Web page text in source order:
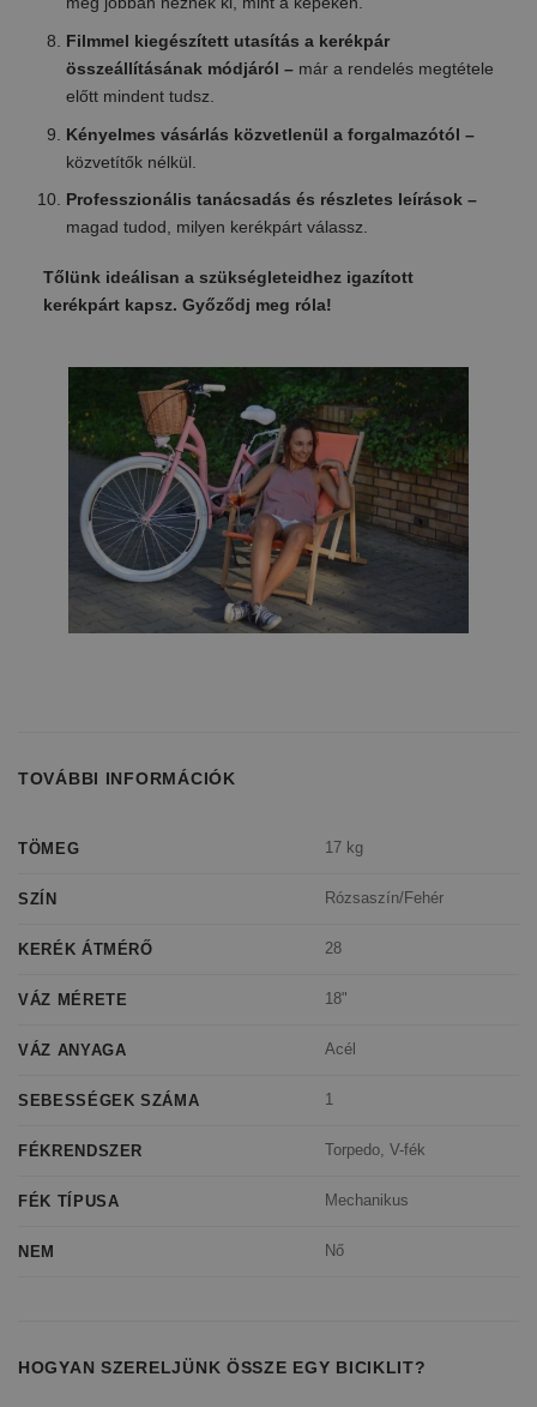
Filmmel kiegészített utasítás a kerékpár
összeállításának módjáról – már a rendelés megtétele
előtt mindent tudsz.
Kényelmes vásárlás közvetlenül a forgalmazótól –
közvetítők nélkül.
Professzionális tanácsadás és részletes leírások –
magad tudod, milyen kerékpárt válassz.
Tőlünk ideálisan a szükségleteidhez igazított
kerékpárt kapsz. Győződj meg róla!
TOVÁBBI INFORMÁCIÓK
TÖMEG 17 kg
SZÍN Rózsaszín/Fehér
KERÉK ÁTMÉRŐ 28
VÁZ MÉRETE 18"
VÁZ ANYAGA Acél
SEBESSÉGEK SZÁMA 1
FÉKRENDSZER Torpedo, V-fék
FÉK TÍPUSA Mechanikus
NEM Nő
HOGYAN SZERELJÜNK ÖSSZE EGY BICIKLIT?